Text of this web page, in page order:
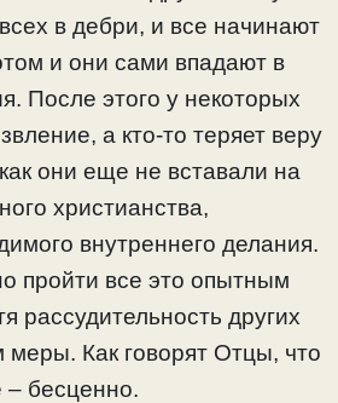
в дебри, и все начинают
и они сами впадают в
После этого у некоторых
а кто-то теряет веру
они еще не вставали на
христианства,
внутреннего делания.
пройти все это опытным
рассудительность других
меры. Как говорят Отцы, что
бесценно.